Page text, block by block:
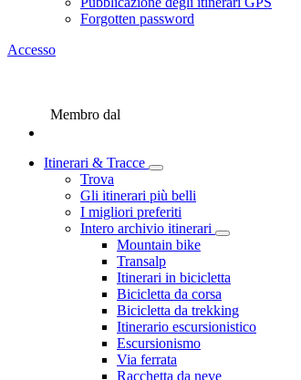
Forgotten password
Accesso
Membro dal
Itinerari & Tracce
Trova
Gli itinerari più belli
I migliori preferiti
Intero archivio itinerari
Mountain bike
Transalp
Itinerari in bicicletta
Bicicletta da corsa
Bicicletta da trekking
Itinerario escursionistico
Escursionismo
Via ferrata
Racchetta da neve